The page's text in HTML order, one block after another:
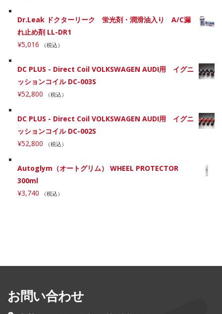
Dr.Leak ドクターリーク 蛍光剤・潤滑油入り A/C漏
れ止め剤 LL-DR1
¥5,016 （税込）
DC PLUS - Direct Coil VOLKSWAGEN AUDI用 イグニ
ッションコイル DC-003S
¥52,800 （税込）
DC PLUS - Direct Coil VOLKSWAGEN AUDI用 イグニ
ッションコイル DC-002S
¥52,800 （税込）
Autoglym（オートグリム） WHEEL PROTECTOR
300ml
¥3,740 （税込）
お問い合わせ